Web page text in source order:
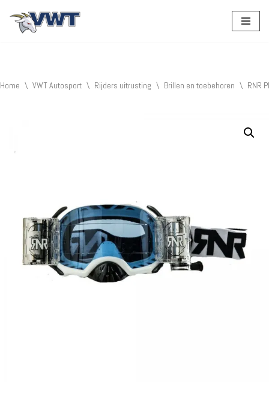
Home \ VWT Autosport \ Rijders uitrusting \ Brillen en toebehoren \ RNR